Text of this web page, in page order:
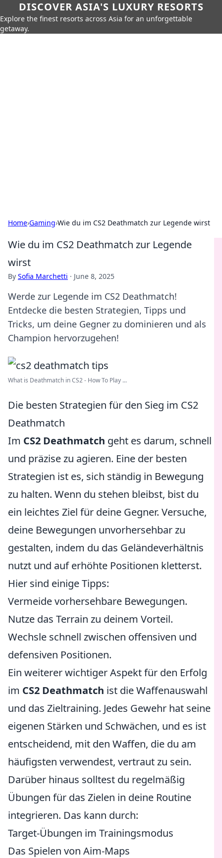
DISCOVER ASIA'S LUXURY RESORTS
Explore the finest resorts across Asia for an unforgettable
getaway.
Home›Gaming›Wie du im CS2 Deathmatch zur Legende wirst
Wie du im CS2 Deathmatch zur Legende
wirst
By Sofia Marchetti · June 8, 2025
Werde zur Legende im CS2 Deathmatch!
Entdecke die besten Strategien, Tipps und
Tricks, um deine Gegner zu dominieren und als
Champion hervorzugehen!
What is Deathmatch in CS2 - How To Play ...
Die besten Strategien für den Sieg im CS2
Deathmatch
Im CS2 Deathmatch geht es darum, schnell
und präzise zu agieren. Eine der besten
Strategien ist es, sich ständig in Bewegung
zu halten. Wenn du stehen bleibst, bist du
ein leichtes Ziel für deine Gegner. Versuche,
deine Bewegungen unvorhersehbar zu
gestalten, indem du das Geländeverhältnis
nutzt und auf erhöhte Positionen kletterst.
Hier sind einige Tipps:
Vermeide vorhersehbare Bewegungen.
Nutze das Terrain zu deinem Vorteil.
Wechsle schnell zwischen offensiven und
defensiven Positionen.
Ein weiterer wichtiger Aspekt für den Erfolg
im CS2 Deathmatch ist die Waffenauswahl
und das Zieltraining. Jedes Gewehr hat seine
eigenen Stärken und Schwächen, und es ist
entscheidend, mit den Waffen, die du am
häufigsten verwendest, vertraut zu sein.
Darüber hinaus solltest du regelmäßig
Übungen für das Zielen in deine Routine
integrieren. Das kann durch:
Target-Übungen im Trainingsmodus
Das Spielen von Aim-Maps